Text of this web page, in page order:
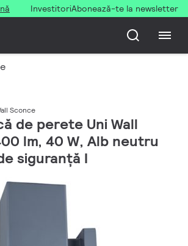
InvestitoriAbonează-te la newsletter
Sconce
de perete Uni Wall
lm, 40 W, Alb neutru
siguranță I